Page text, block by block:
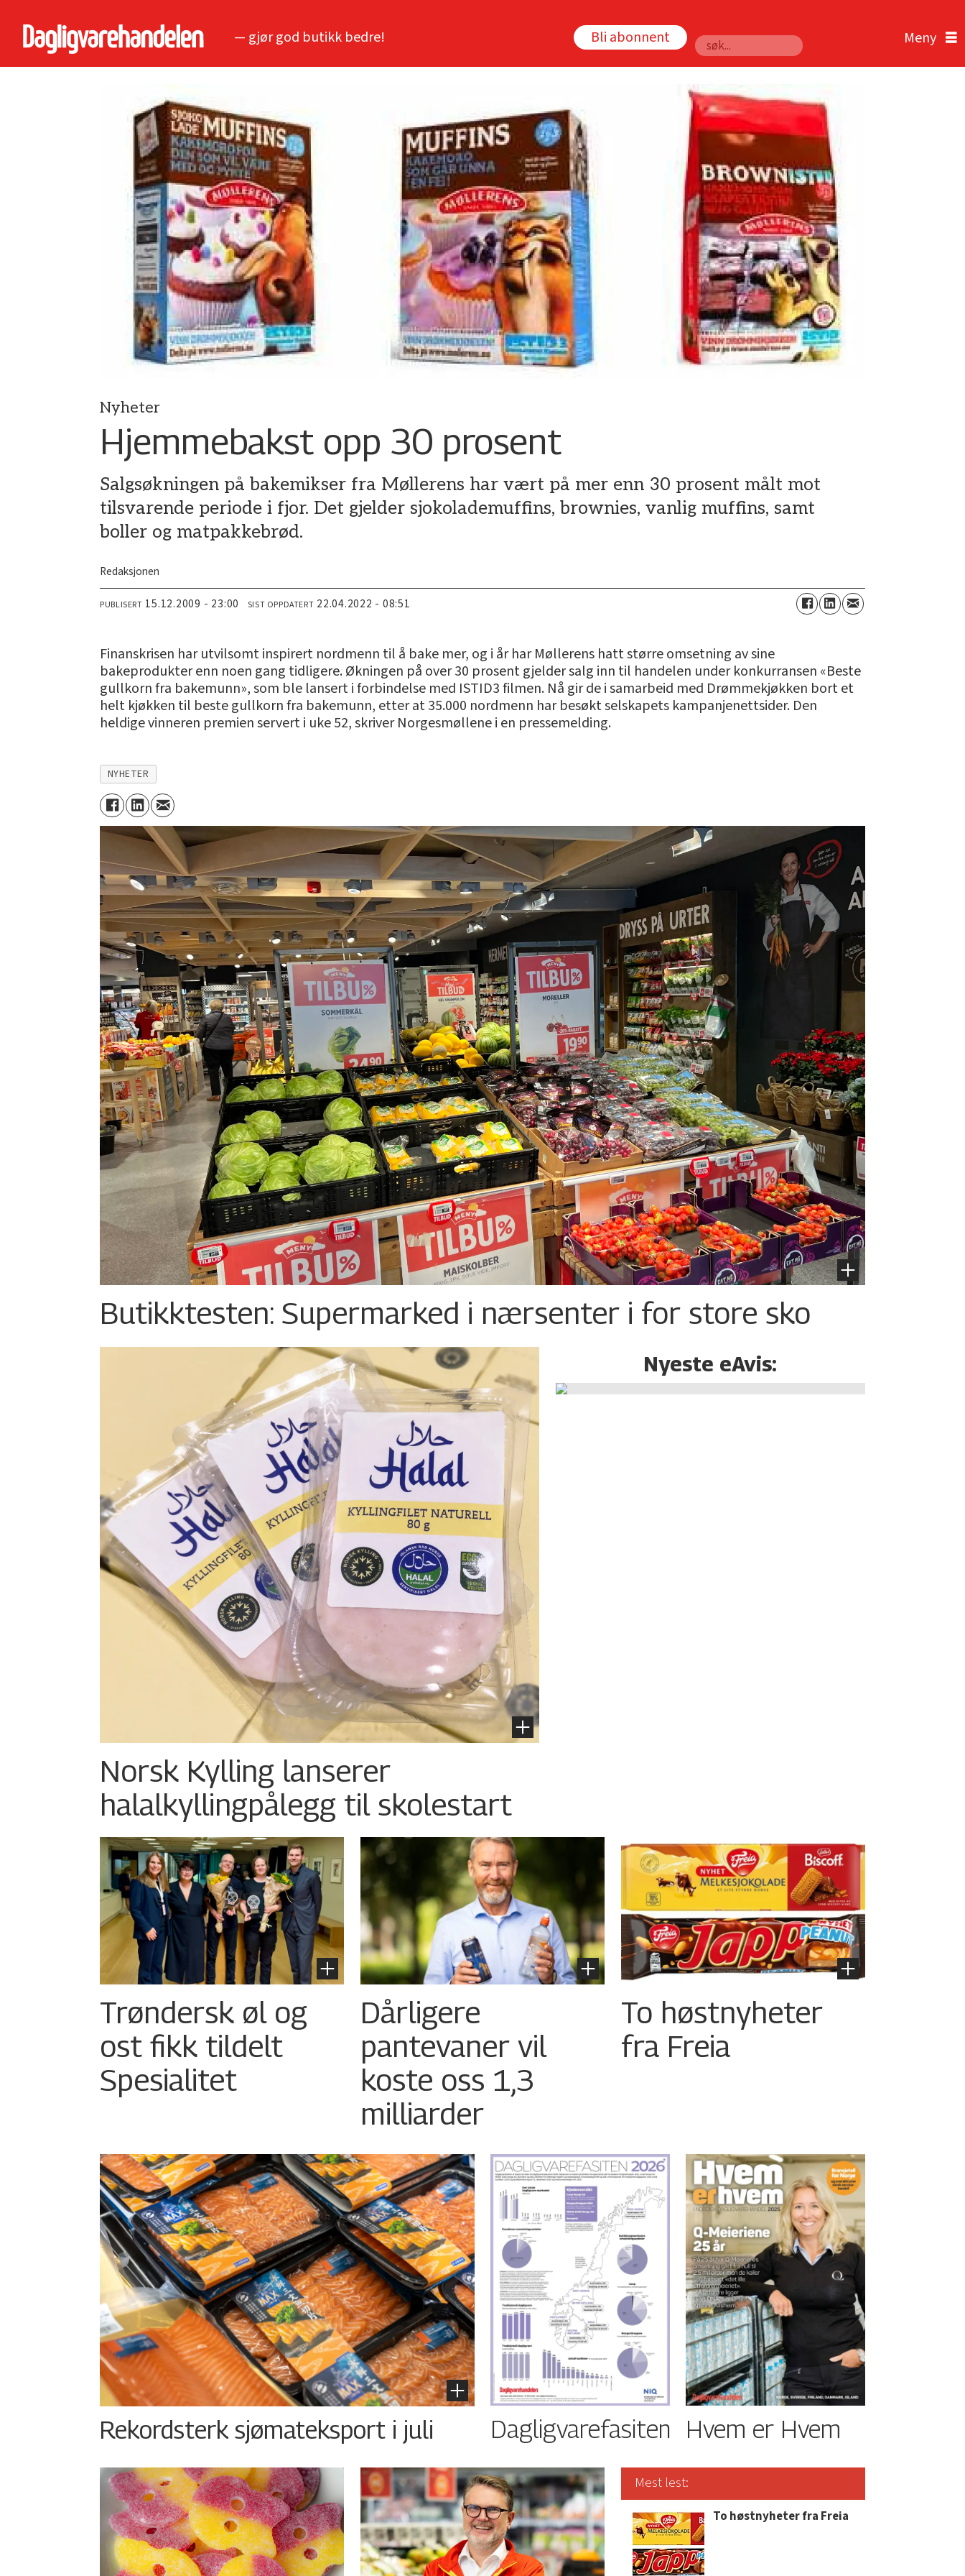
— gjør god butikk bedre! Bli abonnent
Søk
Nyheter
Hjemmebakst opp 30 prosent
Salgsøkningen på bakemikser fra Møllerens har vært på mer enn 30 prosent målt mot
tilsvarende periode i fjor. Det gjelder sjokolademuffins, brownies, vanlig muffins, samt
boller og matpakkebrød.
Redaksjonen
PUBLISERT 15.12.2009 - 23:00 SIST OPPDATERT 22.04.2022 - 08:51
Finanskrisen har utvilsomt inspirert nordmenn til å bake mer, og i år har Møllerens hatt større omsetning av sine
bakeprodukter enn noen gang tidligere. Økningen på over 30 prosent gjelder salg inn til handelen under konkurransen «Beste
gullkorn fra bakemunn», som ble lansert i forbindelse med ISTID3 filmen. Nå gir de i samarbeid med Drømmekjøkken bort et
helt kjøkken til beste gullkorn fra bakemunn, etter at 35.000 nordmenn har besøkt selskapets kampanjenettsider. Den
heldige vinneren premien servert i uke 52, skriver Norgesmøllene i en pressemelding.
NYHETER
Butikktesten: Supermarked i nærsenter i for store sko
Norsk Kylling lanserer
halalkylling­pålegg til skolestart
Nyeste eAvis:
Trøndersk øl og
ost fikk tildelt
Spesialitet
Dårligere
pantevaner vil
koste oss 1,3
milliarder
To høstnyheter
fra Freia
Rekordsterk sjømateksport i juli Dagligvarefasiten Hvem er Hvem
Mest lest:
To høstnyheter fra Freia